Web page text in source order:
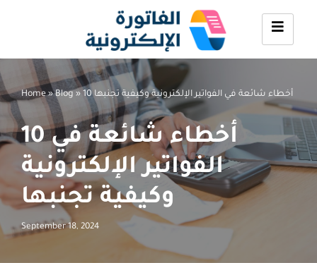
content
Home»Blog » 10 أخطاء شائعة في الفواتير الإلكترونية وكيفية تجنبها
10 أخطاء شائعة في
الفواتير الإلكترونية
وكيفية تجنبها
September 18, 2024